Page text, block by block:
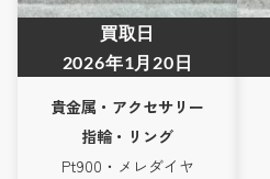
買取日
2026年1月20日
貴金属・アクセサリー
指輪・リング
Pt900・メレダイヤ